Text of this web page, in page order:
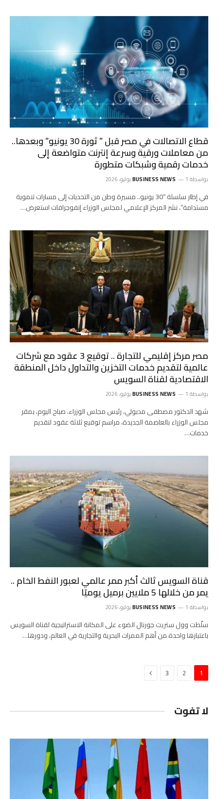
قطاع الاتصالات في مصر قبل ” ثورة 30 يونيو” وبعدها..
من معاملات ورقية وسرعة إنترنت متواضعة إلى
خدمات رقمية وشبكات متطورة
بواسطة BUSINESS NEWS 1 يوليو، 2026
في إطار سلسلة “30 يونيو.. مسيرة وطن من التحديات إلى مسارات تنموية
مستدامة”، نشر المركز الإعلامي لمجلس الوزراء إنفوجرافات استعرض…
مصر مركز إقليمي للتجارة .. توقيع 3 عقود مع شركات
عالمية لتقديم خدمات التخزين والتداول داخل المنطقة
الاقتصادية لقناة السويس
بواسطة BUSINESS NEWS 1 يوليو، 2026
شهد الدكتور مصطفى مدبولي، رئيس مجلس الوزراء، صباح اليوم، بمقر
مجلس الوزراء بالعاصمة الجديدة، مراسم توقيع ثلاثة عقود لتقديم
خدمات…
قناة السويس ثالث أكبر ممر عالمي لعبور النفط الخام ..
يمر من خلالها 5 ملايين برميل يوميًا
بواسطة BUSINESS NEWS 1 يوليو، 2026
سلّطت وول ستريت جورنال الضوء على المكانة الاستراتيجية لقناة السويس
باعتبارها واحدة من أهم الممرات البحرية والتجارية في العالم، ودورها…
1
2
3 التالي
لا تفوت